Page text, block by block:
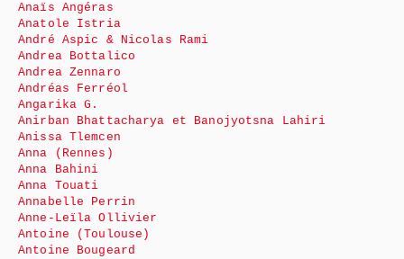
Anaïs Angéras
Anatole Istria
André Aspic & Nicolas Rami
Andrea Bottalico
Andrea Zennaro
Andréas Ferréol
Angarika G.
Anirban Bhattacharya et Banojyotsna Lahiri
Anissa Tlemcen
Anna (Rennes)
Anna Bahini
Anna Touati
Annabelle Perrin
Anne-Leïla Ollivier
Antoine (Toulouse)
Antoine Bougeard